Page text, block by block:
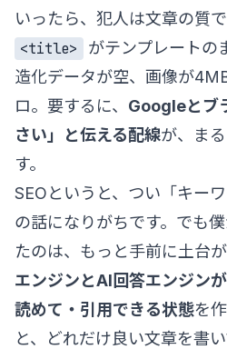
いったら、犯人は文章の質
<title>
がテンプレートの
造化データが空、画像が
ロ。要するに、 Googleとブ
さい」と伝える配線が、ま
す。
SEOというと、つい「キー
の話になりがちです。でも
たのは、もっと手前に土台
エンジンとAI回答エンジン
読めて・引用できる状態を
と、どれだけ良い文章を書い